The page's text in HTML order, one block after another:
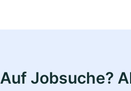
Auf Jobsuche?